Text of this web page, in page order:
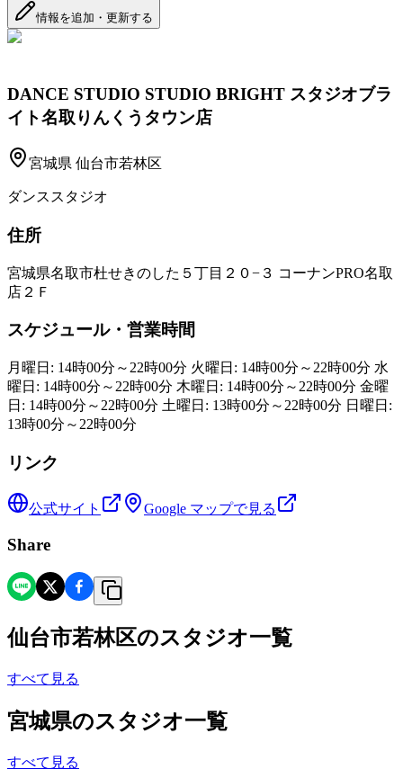
情報を追加・更新する
DANCE STUDIO STUDIO BRIGHT スタジオブラ
イト名取りんくうタウン店
宮城県 仙台市若林区
ダンススタジオ
住所
宮城県名取市杜せきのした５丁目２０−３ コーナンPRO名取
店２Ｆ
スケジュール・営業時間
月曜日: 14時00分～22時00分 火曜日: 14時00分～22時00分 水
曜日: 14時00分～22時00分 木曜日: 14時00分～22時00分 金曜
日: 14時00分～22時00分 土曜日: 13時00分～22時00分 日曜日:
13時00分～22時00分
リンク
公式サイト Google マップで見る
Share
仙台市若林区のスタジオ一覧
すべて見る
宮城県のスタジオ一覧
すべて見る